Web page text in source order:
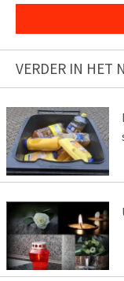
VERDER IN HET